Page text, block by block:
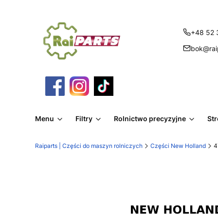
+48 52
Menu Filtry Rolnictwo precyzyjne
Raiparts | Części do maszyn rolniczych Części New Holland